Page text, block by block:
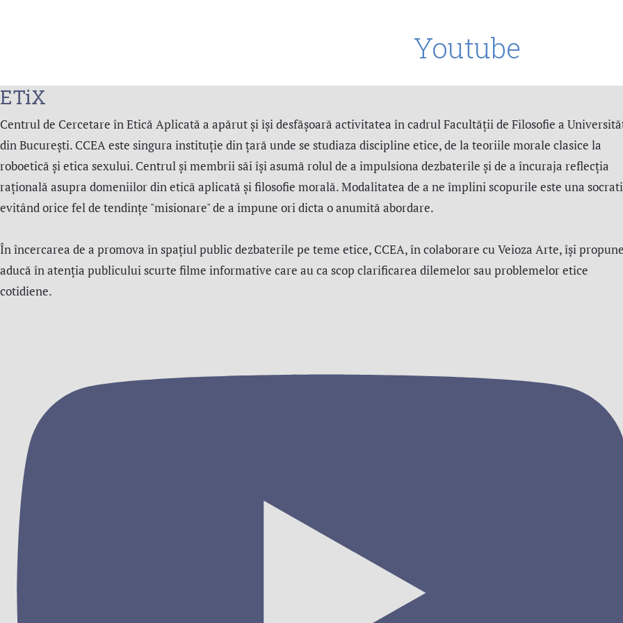
Youtube
ETiX
Centrul de Cercetare în Etică Aplicată a apărut și își desfășoară activitatea în cadrul Facultății de Filosofie a
din București. CCEA este singura instituție din țară unde se studiaza discipline etice, de la teoriile morale clasice la
roboetică și etica sexului. Centrul şi membrii săi îşi asumă rolul de a impulsiona dezbaterile și de a încuraja reflecția
rațională asupra domeniilor din etică aplicată şi filosofie morală. Modalitatea de a ne împlini scopurile este una
evitând orice fel de tendințe "misionare" de a impune ori dicta o anumită abordare.
În încercarea de a promova în spațiul public dezbaterile pe teme etice, CCEA, în colaborare cu Veioza Arte, își
aducă în atenția publicului scurte filme informative care au ca scop clarificarea dilemelor sau problemelor etice
cotidiene.